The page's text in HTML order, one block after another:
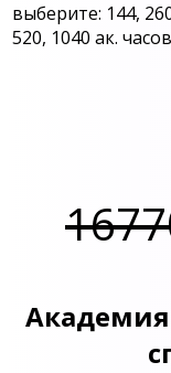
выберите: 144,
520, 1040 ак. часов